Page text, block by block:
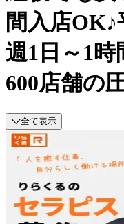
間入店
週1日～1
600店舗の
全て表示